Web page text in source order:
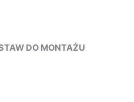
DO MONTAŻU